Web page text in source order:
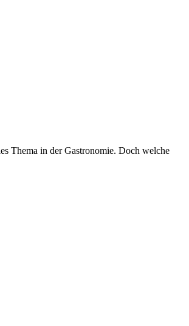
Thema in der Gastronomie. Doch welche